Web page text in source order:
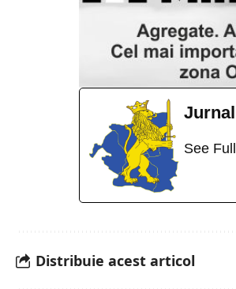
See
Distribuie acest articol